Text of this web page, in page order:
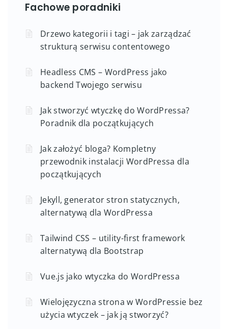
Fachowe poradniki
Drzewo kategorii i tagi – jak zarządzać
strukturą serwisu contentowego
Headless CMS – WordPress jako
backend Twojego serwisu
Jak stworzyć wtyczkę do WordPressa?
Poradnik dla początkujących
Jak założyć bloga? Kompletny
przewodnik instalacji WordPressa dla
początkujących
Jekyll, generator stron statycznych,
alternatywą dla WordPressa
Tailwind CSS – utility-first framework
alternatywą dla Bootstrap
Vue.js jako wtyczka do WordPressa
Wielojęzyczna strona w WordPressie bez
użycia wtyczek – jak ją stworzyć?